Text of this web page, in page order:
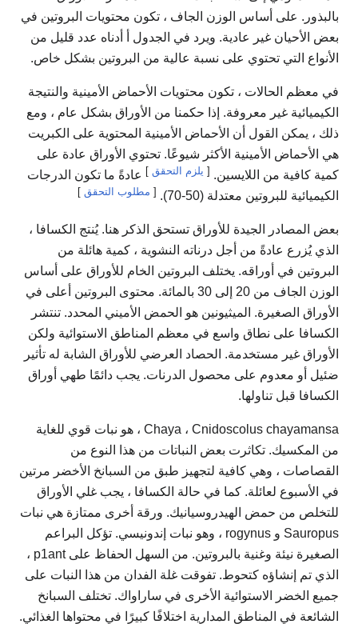
بالبذور. على أساس الوزن الجاف ، تكون محتويات البروتين في
بعض الأحيان غير عادية. ويرد في الجدول أ أدناه عدد قليل من
الأنواع التي تحتوي على نسبة عالية من البروتين بشكل خاص.
في معظم الحالات ، تكون محتويات الأحماض الأمينية والنتيجة
الكيميائية غير معروفة. إذا حكمنا من الأوراق بشكل عام ، ومع
ذلك ، يمكن القول أن الأحماض الأمينية المحتوية على الكبريت
هي الأحماض الأمينية الأكثر شيوعًا. تحتوي الأوراق عادة على
كمية كافية من اللايسين. [ يلزم التحقق ] عادةً ما تكون الدرجات
الكيميائية للبروتين معتدلة (50-70).
[ مطلوب التحقق ]
بعض المصادر الجيدة للأوراق تستحق الذكر هنا. يُنتج الكسافا ،
الذي يُزرع عادةً من أجل درناته النشوية ، كمية هائلة من
البروتين في أوراقه. يختلف البروتين الخام للأوراق على أساس
الوزن الجاف من 20 إلى 30 بالمائة. محتوى البروتين أعلى في
الأوراق الصغيرة. الميثيونين هو الحمض الأميني المحدد. تنتشر
الكسافا على نطاق واسع في معظم المناطق الاستوائية ولكن
الأوراق غير مستخدمة. الحصاد العرضي للأوراق الشابة له تأثير
ضئيل أو معدوم على محصول الدرنات. يجب دائمًا طهي أوراق
الكسافا قبل تناولها.
Chaya ، Cnidoscolus chayamansa ، هو نبات قوي للغاية
من المكسيك. تكاثرت بعض النباتات من هذا النوع من
القصاصات ، وهي كافية لتجهيز طبق من السبانخ الأخضر مرتين
في الأسبوع لعائلة. كما في حالة الكسافا ، يجب غلي الأوراق
للتخلص من حمض الهيدروسيانيك. ورقة أخرى ممتازة هي نبات
Sauropus و rogynus ، وهو نبات إندونيسي. تؤكل البراعم
الصغيرة نيئة وغنية بالبروتين. من السهل الحفاظ على p1ant ،
الذي تم إنشاؤه كتحوط. تفوقت غلة الفدان من هذا النبات على
جميع الخضر الاستوائية الأخرى في ساراواك. تختلف السبانخ
الشائعة في المناطق المدارية اختلافًا كبيرًا في محتواها الغذائي.